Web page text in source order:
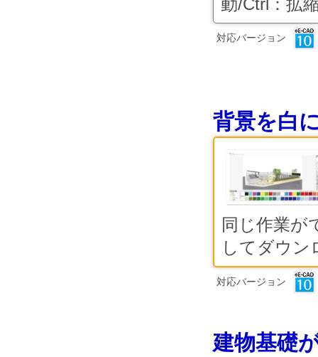
動/Ctrl：拡
対応バージョン
背景を白
同じ作業が
してダウン
対応バージョン
建物基礎